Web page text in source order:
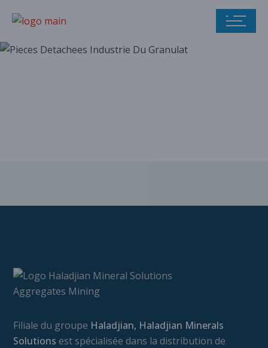
Filiale du groupe Haladjian, Haladjian Minerals
Solutions est spécialisée dans la distribution de